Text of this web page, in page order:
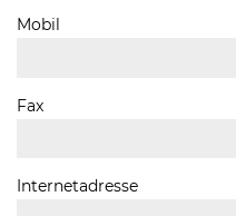
Mobil
Fax
Internetadresse